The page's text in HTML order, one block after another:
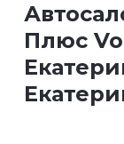
Плюс